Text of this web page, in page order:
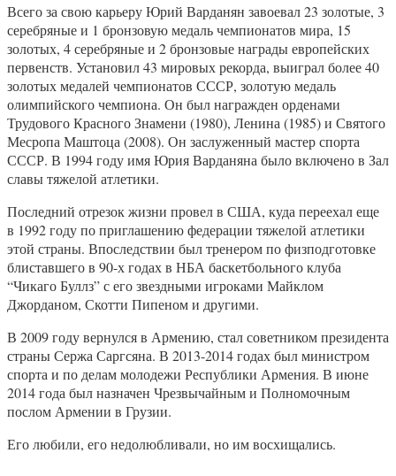
Всего за свою карьеру Юрий Варданян завоевал 23 золотые, 3
серебряные и 1 бронзовую медаль чемпионатов мира, 15
золотых, 4 серебряные и 2 бронзовые награды европейских
первенств. Установил 43 мировых рекорда, выиграл более 40
золотых медалей чемпионатов СССР, золотую медаль
олимпийского чемпиона. Он был награжден орденами
Трудового Красного Знамени (1980), Ленина (1985) и Святого
Месропа Маштоца (2008). Он заслуженный мастер спорта
СССР. В 1994 году имя Юрия Варданяна было включено в Зал
славы тяжелой атлетики.
Последний отрезок жизни провел в США, куда переехал еще
в 1992 году по приглашению федерации тяжелой атлетики
этой страны. Впоследствии был тренером по физподготовке
блиставшего в 90-х годах в НБА баскетбольного клуба
“Чикаго Буллз” с его звездными игроками Майклом
Джорданом, Скотти Пипеном и другими.
В 2009 году вернулся в Армению, стал советником президента
страны Сержа Саргсяна. В 2013-2014 годах был министром
спорта и по делам молодежи Республики Армения. В июне
2014 года был назначен Чрезвычайным и Полномочным
послом Армении в Грузии.
Его любили, его недолюбливали, но им восхищались.